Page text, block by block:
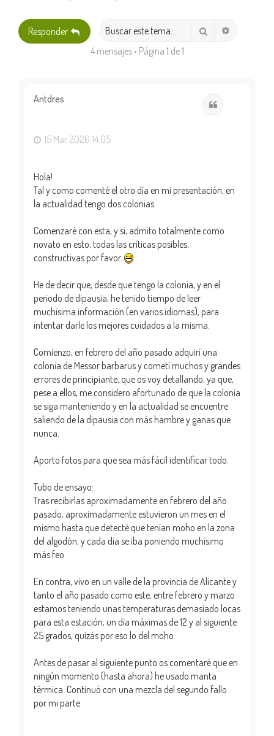
Responder Buscar
4 mensajes • Página 1 de1
Antdres
15 Mar 2026 14:05
Hola!
Tal y como comenté el otro día en mi presentación, en
la actualidad tengo dos colonias.
Comenzaré con esta, y si, admito totalmente como
novato en esto, todas las críticas posibles,
constructivas por favor.
He de decir que, desde que tengo la colonia, y en el
periodo de dipausia, he tenido tiempo de leer
muchísima información (en varios idiomas), para
intentar darle los mejores cuidados a la misma.
Comienzo, en febrero del año pasado adquirí una
colonia de Messor barbarus y cometí muchos y grandes
errores de principiante, que os voy detallando, ya que,
pese a ellos, me considero afortunado de que la colonia
se siga manteniendo y en la actualidad se encuentre
saliendo de la dipausia con más hambre y ganas que
nunca.
Aporto fotos para que sea más fácil identificar todo.
Tubo de ensayo:
Tras recibirlas aproximadamente en febrero del año
pasado, aproximadamente estuvieron un mes en el
mismo hasta que detecté que tenían moho en la zona
del algodón, y cada día se iba poniendo muchísimo
más feo.
En contra, vivo en un valle de la provincia de Alicante y
tanto el año pasado como este, entre febrero y marzo
estamos teniendo unas temperaturas demasiado locas
para esta estación, un día máximas de 12 y al siguiente
25 grados, quizás por eso lo del moho.
Antes de pasar al siguiente punto os comentaré que en
ningún momento (hasta ahora) he usado manta
térmica. Continuó con una mezcla del segundo fallo
por mi parte.